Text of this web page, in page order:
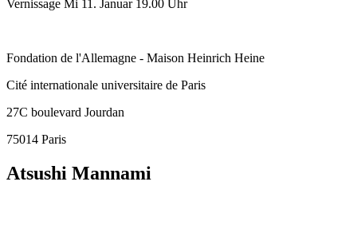
Vernissage Mi 11. Januar 19.00 Uhr
Fondation de l'Allemagne - Maison Heinrich Heine
Cité internationale universitaire de Paris
27C boulevard Jourdan
75014 Paris
Atsushi Mannami